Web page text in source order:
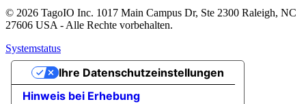
© 2026 TagoIO Inc. 1017 Main Campus Dr, Ste 2300 Raleigh, NC
27606 USA - Alle Rechte vorbehalten.
Systemstatus
Hinweis bei Erhebung
Ihre Datenschutzeinstellungen